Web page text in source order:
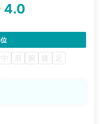
4.0
肩 腕 膝 足